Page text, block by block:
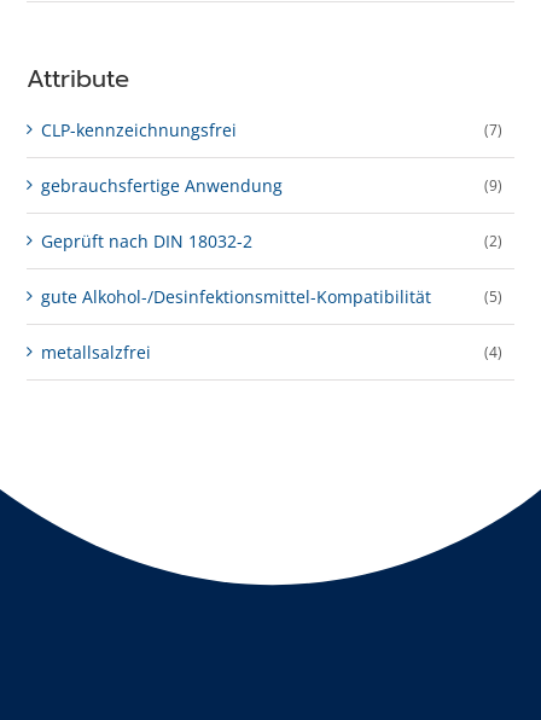
Attribute
CLP-kenn­zeich­­nungs­frei (7)
gebrauchsfertige Anwendung (9)
Geprüft nach DIN 18032-2 (2)
gute Alkohol-/Desinfektionsmittel-Kompatibilität (5)
metallsalzfrei (4)